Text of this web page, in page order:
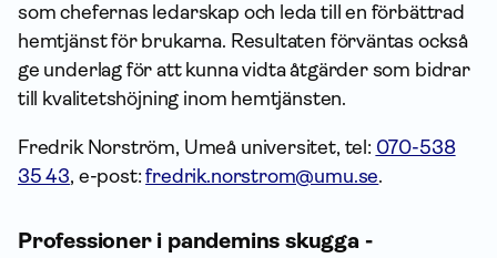
som chefernas ledarskap och leda till en förbättrad
hemtjänst för brukarna. Resultaten förväntas också
ge underlag för att kunna vidta åtgärder som bidrar
till kvalitetshöjning inom hemtjänsten.
Fredrik Norström, Umeå universitet, tel: 070-538
35 43, e-post:fredrik.norstrom@umu.se.
Professioner i pandemins skugga -